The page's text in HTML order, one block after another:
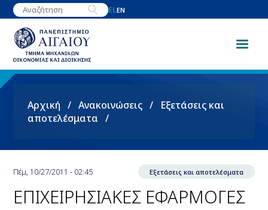
Παράκαμψη
προς
κυρίως
περιεχόμενο
ELEN
Breadcrumb
Αρχική Ανακοινώσεις
Εξετάσεις και
αποτελέσματα
Πέμ, 10/27/2011 - 02:45 Εξετάσεις και αποτελέσματα
ΕΠΙΧΕΙΡΗΣΙΑΚΕΣ ΕΦΑΡΜΟΓΕΣ